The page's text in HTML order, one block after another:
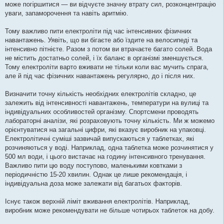
може погіршитися — ви відчуєте значну втрату сил, розконцентрацію
уваги, запаморочення та навіть аритмію.
Тому важливо пити електроліти під час інтенсивних фізичних
навантажень. Уявіть, що ви бігаєте або їздите на велосипеді та
інтенсивно пітнієте. Разом з потом ви втрачаєте багато солей. Вода
не містить достатньо солей, і їх баланс в організмі зменшується.
Тому електроліти варто вживати не тільки коли вас мучить спрага,
але й під час фізичних навантажень регулярно, до і після них.
Визначити точну кількість необхідних електролітів складно, це
залежить від інтенсивності навантажень, температури на вулиці та
індивідуальних особливостей організму. Спортсмени проводять
лабораторні аналізи, які розраховують точну кількість. Ми ж можемо
орієнтуватися на загальні цифри, які вказує виробник на упаковці.
Електролітичні суміші зазвичай випускаються у таблетках, які
розчиняються у воді. Наприклад, одна таблетка може розчинятися у
500 мл води, і цього вистачає на годину інтенсивного тренування.
Важливо пити цю воду поступово, маленькими ковтками з
періодичністю 15-20 хвилин. Однак це лише рекомендація, і
індивідуальна доза може залежати від багатьох факторів.
Існує також верхній ліміт вживання електролітів. Наприклад,
виробник може рекомендувати не більше чотирьох таблеток на добу.